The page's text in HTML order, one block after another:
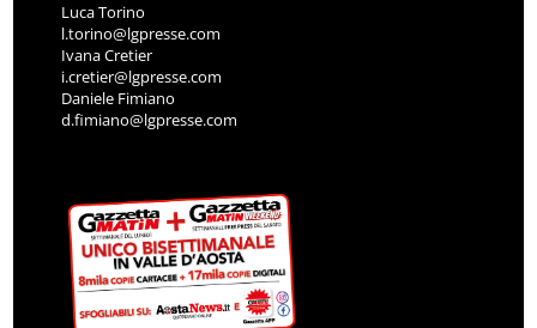
Luca Torino
l.torino@lgpresse.com
Ivana Cretier
i.cretier@lgpresse.com
Daniele Fimiano
d.fimiano@lgpresse.com